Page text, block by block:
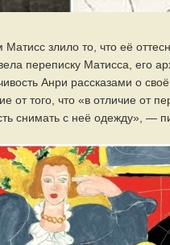
злило то, что её
переписку Матисса, его
Анри рассказами о
от того, что «в отличие от
снимать с неё одежду», —